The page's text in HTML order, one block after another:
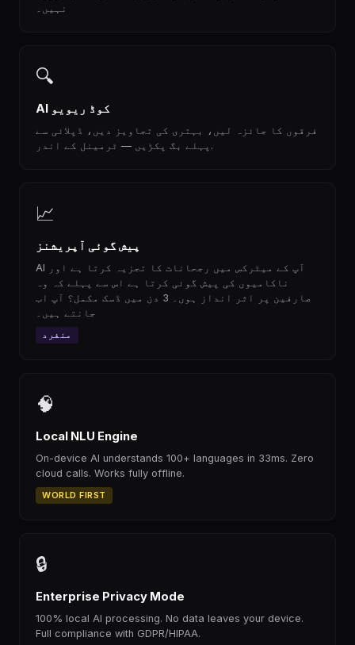
نہیں۔
🔍
AI کوڈ ریویو
فرقوں کا جائزہ لیں، بہتری کی تجاویز دیں، ڈپلائی سے
پہلے بگ پکڑیں — ٹرمینل کے اندر.
📈
پیش گوئی آپریشنز
AI آپ کے میٹرکس میں رجحانات کا تجزیہ کرتا ہے اور
ناکامیوں کی پیش گوئی کرتا ہے اس سے پہلے کہ وہ
صارفین پر اثر انداز ہوں۔ 3 دن میں ڈسک مکمل؟ آپ اب
جانتے ہیں۔
منفرد
🧠
Local NLU Engine
On-device AI understands 100+ languages in 33ms. Zero
cloud calls. Works fully offline.
WORLD FIRST
🔒
Enterprise Privacy Mode
100% local AI processing. No data leaves your device.
Full compliance with GDPR/HIPAA.